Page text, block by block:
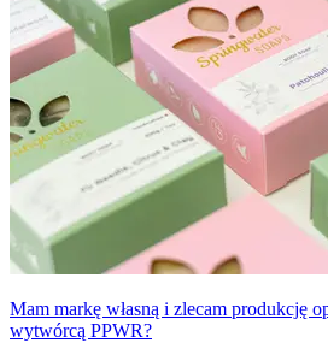
Mam markę własną i zlecam produkcję
wytwórcą PPWR?